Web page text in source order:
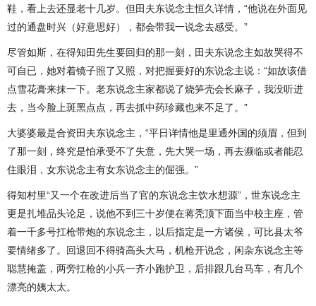
鞋，看上去还显老十几岁。但田夫东说念主恒久详情，“他说在外面见
过的通盘时兴（好意思好），都会带我一说念去感受。”
尽管如斯，在得知田先生要回归的那一刻，田夫东说念主如故哭得不
可自已，她对着镜子照了又照，对把握要好的东说念主说：“如故该借
点雪花膏来抹一下。老东说念主家都说了烧笋壳会长麻子，我没听进
去，当今脸上斑黑点点，再去抓中药珍藏也来不足了。”
大婆婆最是合资田夫东说念主，“平日详情他是里通外国的须眉，但到
了那一刻，终究是怕承受不了失意，先大哭一场，再去濒临或者能忍
住眼泪，女东说念主有女东说念主的倔强。”
得知村里“又一个在改进后当了官的东说念主饮水想源”，世东说念主
更是扎堆品头论足，说他不到三十岁便在蒋秃顶下面当中校主座，管
着一千多号扛枪带炮的东说念主，以后指定是一方诸侯，可比县太爷
要情绪多了。回退回不得骑高头大马，机枪开说念，闲杂东说念主等
聪慧掩盖，两旁扛枪的小兵一齐小跑护卫，后排跟几台马车，有几个
漂亮的姨太太。